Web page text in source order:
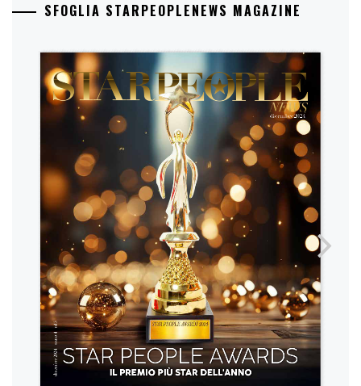
SFOGLIA STARPEOPLENEWS MAGAZINE